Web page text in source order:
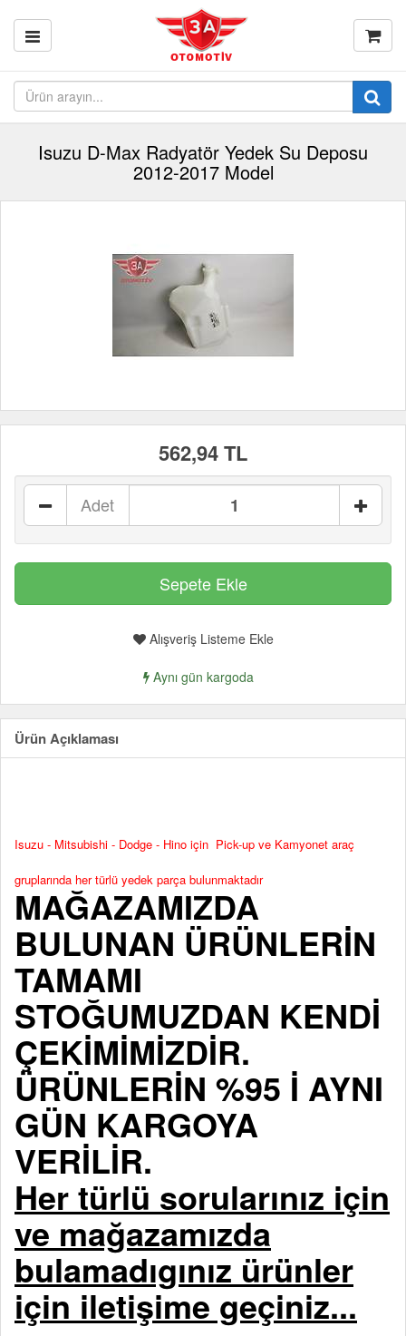
Isuzu D-Max Radyatör Yedek Su Deposu
2012-2017 Model
562,94 TL
Adet
Alışveriş Listeme Ekle
Aynı gün kargoda
Ürün Açıklaması
Isuzu - Mitsubishi - Dodge - Hino için Pick-up ve Kamyonet araç
gruplarında her türlü yedek parça bulunmaktadır
MAĞAZAMIZDA
BULUNAN ÜRÜNLERİN
TAMAMI
STOĞUMUZDAN KENDİ
ÇEKİMİMİZDİR.
ÜRÜNLERİN %95 İ AYNI
GÜN KARGOYA
VERİLİR.
Her türlü sorularınız için
ve mağazamızda
bulamadıgınız ürünler
için iletişime geçiniz...